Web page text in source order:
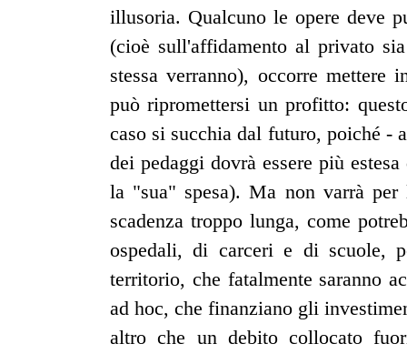
illusoria. Qualcuno le opere deve
(cioè sull'affidamento al privato
stessa verranno), occorre mettere
può ripromettersi un profitto:
caso si succhia dal futuro, poiché -
dei pedaggi dovrà essere più
la "sua" spesa). Ma non varrà per
scadenza troppo lunga, come
ospedali, di carceri e di scuole,
territorio, che fatalmente saranno
ad hoc, che finanziano gli
altro che un debito collocato